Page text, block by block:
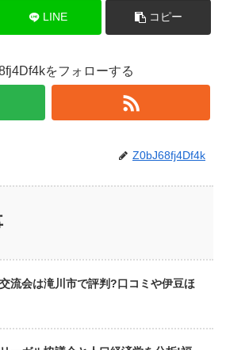
LINE コピー
をフォローする
Z0bJ68fj4Df4k
流会は滝川市で評判?口コミや伊豆ほ